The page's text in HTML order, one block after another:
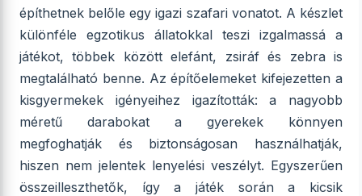
építhetnek belőle egy igazi szafari vonatot. A készlet
különféle egzotikus állatokkal teszi izgalmassá a
játékot, többek között elefánt, zsiráf és zebra is
megtalálható benne. Az építőelemeket kifejezetten a
kisgyermekek igényeihez igazították: a nagyobb
méretű darabokat a gyerekek könnyen
megfoghatják és biztonságosan használhatják,
hiszen nem jelentek lenyelési veszélyt. Egyszerűen
összeilleszthetők, így a játék során a kicsik